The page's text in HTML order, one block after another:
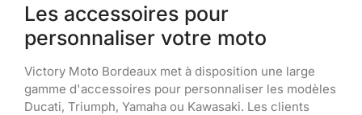
Les accessoires pour
personnaliser votre moto
Victory Moto Bordeaux met à disposition une large
gamme d'accessoires pour personnaliser les modèles
Ducati, Triumph, Yamaha ou Kawasaki. Les clients